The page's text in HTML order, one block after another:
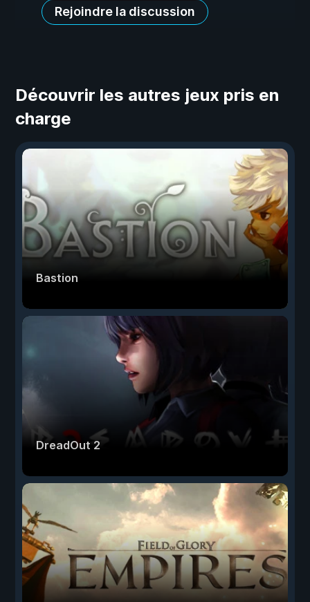
Rejoindre la discussion
Découvrir les autres jeux pris en
charge
Bastion
DreadOut 2